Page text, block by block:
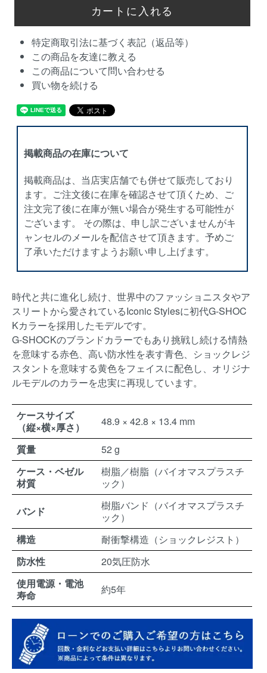
特定商取引法に基づく表記（返品等）
この商品を友達に教える
この商品について問い合わせる
買い物を続ける
掲載商品の在庫について
掲載商品は、当店実店舗でも併せて販売しており
ます。ご注文後に在庫を確認させて頂くため、ご
注文完了後に在庫が無い場合が発生する可能性が
ございます。 その際は、申し訳ございませんがキ
ャンセルのメールを配信させて頂きます。予めご
了承いただけますようお願い申し上げます。
時代と共に進化し続け、世界中のファッショニスタやア
スリートから愛されているIconic Stylesに初代G-SHOC
Kカラーを採用したモデルです。
G-SHOCKのブランドカラーでもあり挑戦し続ける情熱
を意味する赤色、高い防水性を表す青色、ショックレジ
スタントを意味する黄色をフェイスに配色し、オリジナ
ルモデルのカラーを忠実に再現しています。
ケースサイズ
（縦×横×厚さ）
48.9 × 42.8 × 13.4 mm
質量
52 g
ケース・ベゼル
材質
樹脂／樹脂（バイオマスプラスチ
ック）
バンド
樹脂バンド（バイオマスプラスチ
ック）
構造
耐衝撃構造（ショックレジスト）
防水性
20気圧防水
使用電源・電池
寿命
約5年